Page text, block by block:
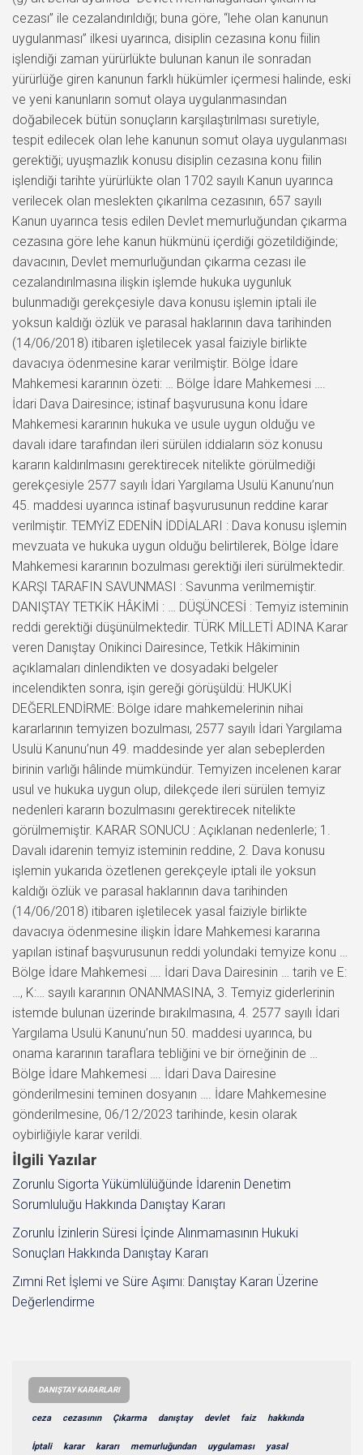
cezası” ile cezalandırıldığı; buna göre, “lehe olan kanunun
uygulanması” ilkesi uyarınca, disiplin cezasına konu fiilin
işlendiği zaman yürürlükte bulunan kanun ile sonradan
yürürlüğe giren kanunun farklı hükümler içermesi halinde, eski
ve yeni kanunların somut olaya uygulanmasından
doğabilecek bütün sonuçların karşılaştırılması suretiyle,
tespit edilecek olan lehe kanunun somut olaya uygulanması
gerektiği; uyuşmazlık konusu disiplin cezasına konu fiilin
işlendiği tarihte yürürlükte olan 1702 sayılı Kanun uyarınca
verilecek olan meslekten çıkarılma cezasının, 657 sayılı
Kanun uyarınca tesis edilen Devlet memurluğundan çıkarma
cezasına göre lehe kanun hükmünü içerdiği gözetildiğinde;
davacının, Devlet memurluğundan çıkarma cezası ile
cezalandırılmasına ilişkin işlemde hukuka uygunluk
bulunmadığı gerekçesiyle dava konusu işlemin iptali ile
yoksun kaldığı özlük ve parasal haklarının dava tarihinden
(14/06/2018) itibaren işletilecek yasal faiziyle birlikte
davacıya ödenmesine karar verilmiştir. Bölge İdare
Mahkemesi kararının özeti: … Bölge İdare Mahkemesi ….
İdari Dava Dairesince; istinaf başvurusuna konu İdare
Mahkemesi kararının hukuka ve usule uygun olduğu ve
davalı idare tarafından ileri sürülen iddiaların söz konusu
kararın kaldırılmasını gerektirecek nitelikte görülmediği
gerekçesiyle 2577 sayılı İdari Yargılama Usulü Kanunu’nun
45. maddesi uyarınca istinaf başvurusunun reddine karar
verilmiştir. TEMYİZ EDENİN İDDİALARI : Dava konusu işlemin
mevzuata ve hukuka uygun olduğu belirtilerek, Bölge İdare
Mahkemesi kararının bozulması gerektiği ileri sürülmektedir.
KARŞI TARAFIN SAVUNMASI : Savunma verilmemiştir.
DANIŞTAY TETKİK HÂKİMİ : … DÜŞÜNCESİ : Temyiz isteminin
reddi gerektiği düşünülmektedir. TÜRK MİLLETİ ADINA Karar
veren Danıştay Onikinci Dairesince, Tetkik Hâkiminin
açıklamaları dinlendikten ve dosyadaki belgeler
incelendikten sonra, işin gereği görüşüldü: HUKUKİ
DEĞERLENDİRME: Bölge idare mahkemelerinin nihai
kararlarının temyizen bozulması, 2577 sayılı İdari Yargılama
Usulü Kanunu’nun 49. maddesinde yer alan sebeplerden
birinin varlığı hâlinde mümkündür. Temyizen incelenen karar
usul ve hukuka uygun olup, dilekçede ileri sürülen temyiz
nedenleri kararın bozulmasını gerektirecek nitelikte
görülmemiştir. KARAR SONUCU : Açıklanan nedenlerle; 1.
Davalı idarenin temyiz isteminin reddine, 2. Dava konusu
işlemin yukarıda özetlenen gerekçeyle iptali ile yoksun
kaldığı özlük ve parasal haklarının dava tarihinden
(14/06/2018) itibaren işletilecek yasal faiziyle birlikte
davacıya ödenmesine ilişkin İdare Mahkemesi kararına
yapılan istinaf başvurusunun reddi yolundaki temyize konu …
Bölge İdare Mahkemesi …. İdari Dava Dairesinin … tarih ve E:
…, K:… sayılı kararının ONANMASINA, 3. Temyiz giderlerinin
istemde bulunan üzerinde bırakılmasına, 4. 2577 sayılı İdari
Yargılama Usulü Kanunu’nun 50. maddesi uyarınca, bu
onama kararının taraflara tebliğini ve bir örneğinin de …
Bölge İdare Mahkemesi …. İdari Dava Dairesine
gönderilmesini teminen dosyanın …. İdare Mahkemesine
gönderilmesine, 06/12/2023 tarihinde, kesin olarak
oybirliğiyle karar verildi.
İlgili Yazılar
Zorunlu Sigorta Yükümlülüğünde İdarenin Denetim
Sorumluluğu Hakkında Danıştay Kararı
Zorunlu İzinlerin Süresi İçinde Alınmamasının Hukuki
Sonuçları Hakkında Danıştay Kararı
Zımni Ret İşlemi ve Süre Aşımı: Danıştay Kararı Üzerine
Değerlendirme
DANIŞTAY KARARLARI
ceza cezasının Çıkarma danıştay devlet faiz hakkında
İptali karar kararı memurluğundan uygulaması yasal